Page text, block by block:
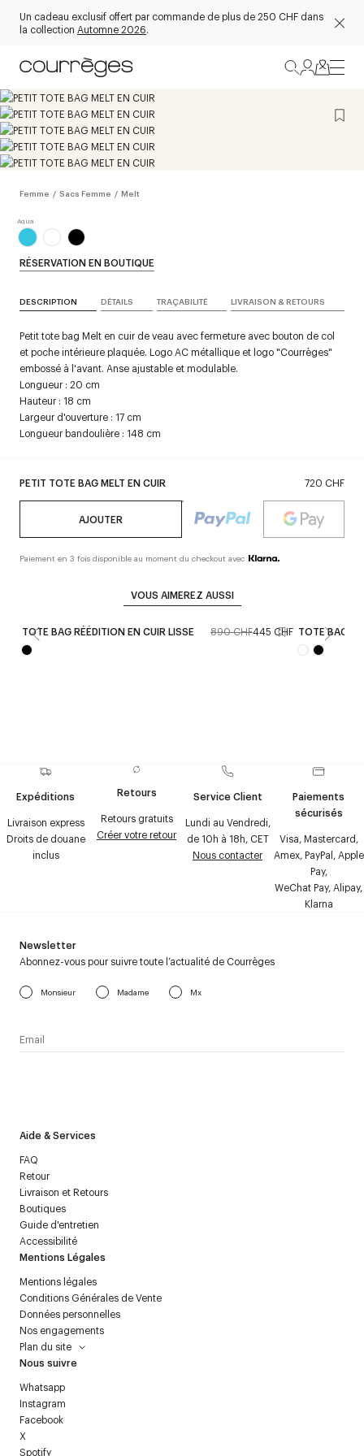
Un cadeau exclusif offert par commande de plus de 250 CHF dans
la collection Automne 2026.
Femme / Sacs Femme / Melt
PETIT TOTE BAG MELT EN CUIR 720 CHF
AJOUTER
Paiement en 3 fois disponible au moment du checkout avec
RÉSERVATION EN BOUTIQUE
DESCRIPTION DÉTAILS TRAÇABILITÉ LIVRAISON & RETOURS
Petit tote bag Melt en cuir de veau avec fermeture avec bouton de col
et poche intérieure plaquée. Logo AC métallique et logo "Courrèges"
embossé à l'avant. Anse ajustable et modulable.
Longueur : 20 cm
Hauteur : 18 cm
Largeur d'ouverture : 17 cm
Longueur bandoulière : 148 cm
VOUS AIMEREZ AUSSI
TOTE BAG RÉÉDITION EN CUIR LISSE 890 CHF445 CHF TOTE BAG
Expéditions
Livraison express
Droits de douane
inclus
Retours
Retours gratuits
Créer votre retour
Service Client
Lundi au Vendredi,
de 10h à 18h, CET
Nous contacter
Paiements
sécurisés
Visa, Mastercard,
Amex, PayPal, Apple
Pay,
WeChat Pay, Alipay,
Klarna
Aide & Services
FAQ
Retour
Livraison et Retours
Boutiques
Guide d'entretien
Accessibilité
Mentions Légales
Mentions légales
Conditions Générales de Vente
Données personnelles
Nos engagements
Plan du site
Nous suivre
Whatsapp
Instagram
Facebook
X
Spotify
Newsletter
Abonnez-vous pour suivre toute l’actualité de Courrèges
Monsieur Madame Mx